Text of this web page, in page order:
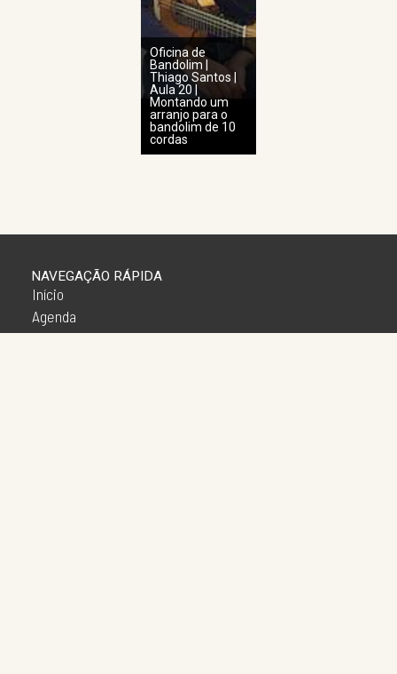
Oficina de
Bandolim |
Thiago Santos |
Aula 20 |
Montando um
arranjo para o
bandolim de 10
cordas
Início
Agenda
Apresentações
NAVEGAÇÃO RÁPIDA